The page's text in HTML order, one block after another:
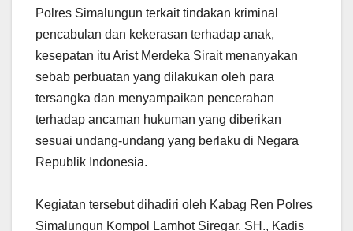
Polres Simalungun terkait tindakan kriminal
pencabulan dan kekerasan terhadap anak,
kesepatan itu Arist Merdeka Sirait menanyakan
sebab perbuatan yang dilakukan oleh para
tersangka dan menyampaikan pencerahan
terhadap ancaman hukuman yang diberikan
sesuai undang-undang yang berlaku di Negara
Republik Indonesia.
Kegiatan tersebut dihadiri oleh Kabag Ren Polres
Simalungun Kompol Lamhot Siregar, SH., Kadis